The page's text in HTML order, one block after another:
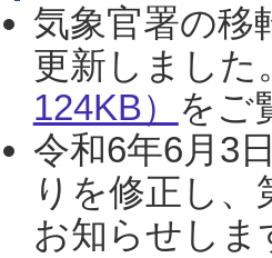
気象官署の移
更新しました
124KB） をご
令和6年6月3
りを修正し
お知らせしま